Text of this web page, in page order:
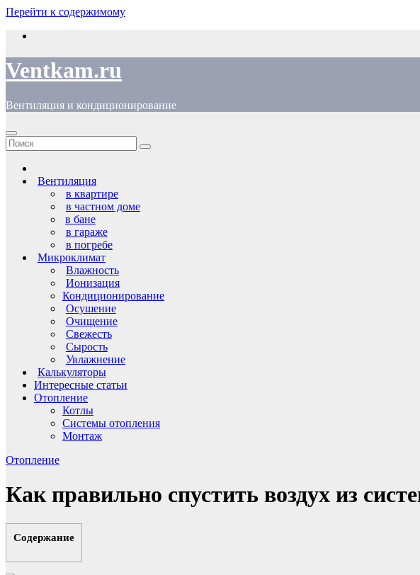
Перейти к содержимому
Ventkam.ru
Вентиляция и кондиционирование
Вентиляция
в квартире
в частном доме
в бане
в гараже
в погребе
Микроклимат
Влажность
Ионизация
Кондиционирование
Осушение
Очищение
Свежесть
Сырость
Увлажнение
Калькуляторы
Интересные статьи
Отопление
Котлы
Системы отопления
Монтаж
Отопление
Как правильно спустить воздух из
Содержание